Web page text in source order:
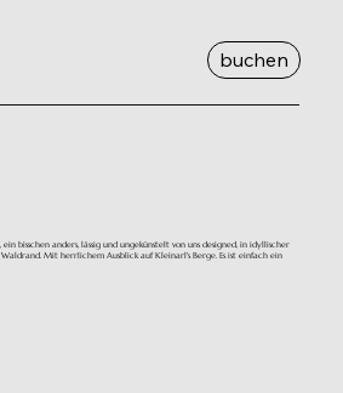
buchen
bisschen anders, lässig und ungekünstelt von uns designed, in idyllischer
Mit herrlichem Ausblick auf Kleinarl's Berge. Es ist einfach ein